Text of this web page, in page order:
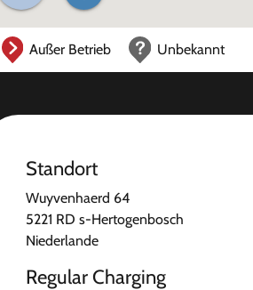
Außer Betrieb Unbekannt
Standort
Wuyvenhaerd 64
5221 RD s-Hertogenbosch
Niederlande
Regular Charging